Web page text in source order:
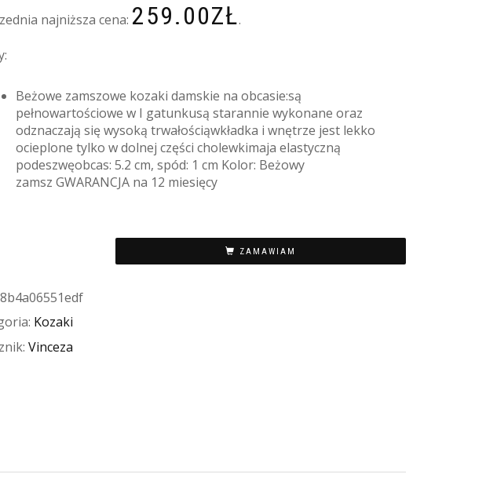
najniższa cena: 259.00ZŁ.
Beżowe zamszowe kozaki damskie na obcasie:są
pełnowartościowe w I gatunkusą starannie wykonane oraz
odznaczają się wysoką trwałościąwkładka i wnętrze jest lekko
ocieplone tylko w dolnej części cholewkimaja elastyczną
podeszwęobcas: 5.2 cm, spód: 1 cm Kolor: Beżowy
zamsz GWARANCJA na 12 miesięcy
ZAMAWIAM
8b4a06551edf
Kozaki
Vinceza